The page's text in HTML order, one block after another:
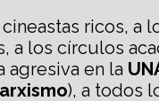
ricos, a
a los círculos
agresiva en la
), a todos